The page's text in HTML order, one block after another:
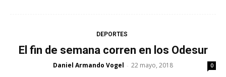
DEPORTES
El fin de semana corren en los Odesur
Daniel Armando Vogel - 22 mayo, 2018 0